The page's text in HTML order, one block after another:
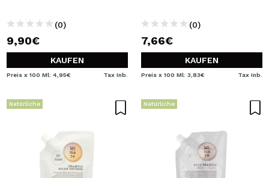
(0)
9,90€
KAUFEN
Preis x 100 Ml: 4,95€ Tax Inb.
(0)
7,66€
KAUFEN
Preis x 100 Ml: 3,83€ Tax Inb.
Natürliche Natürliche